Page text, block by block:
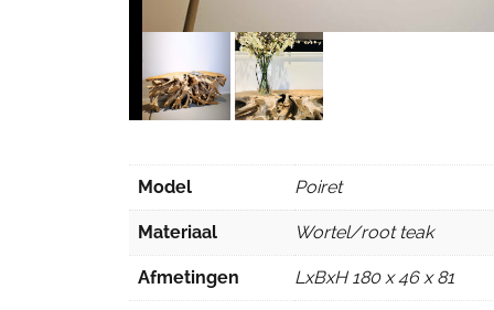
Model Poiret
Materiaal Wortel/root teak
Afmetingen LxBxH 180 x 46 x 81